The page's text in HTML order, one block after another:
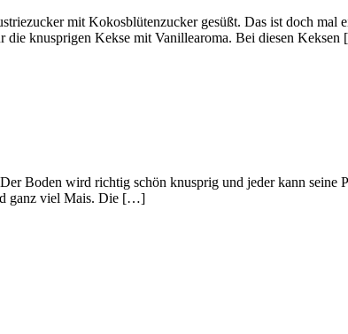
mit Kokosblütenzucker gesüßt. Das ist doch mal
die knusprigen Kekse mit Vanillearoma. Bei diesen
Boden wird richtig schön knusprig und jeder kann seine
ganz viel Mais. Die […]